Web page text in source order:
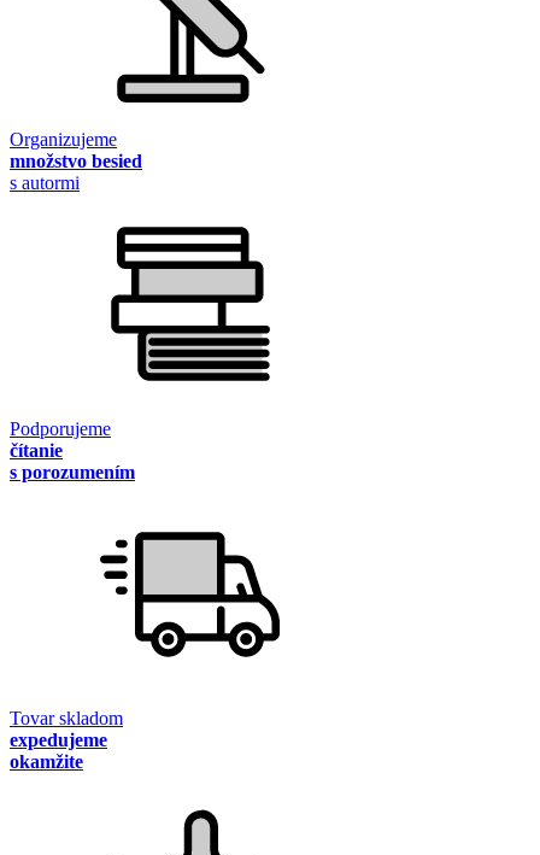
Organizujeme
množstvo besied
s autormi
Podporujeme
čítanie
s porozumením
Tovar skladom
expedujeme
okamžite